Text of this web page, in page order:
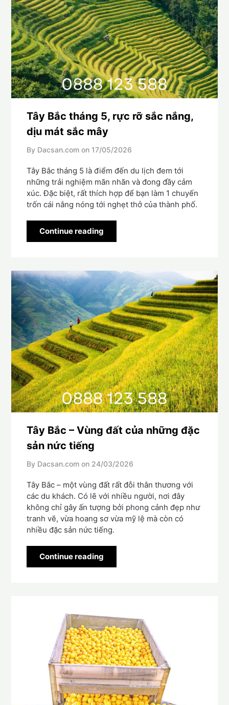
Tây Bắc tháng 5, rực rỡ sắc nắng,
dịu mát sắc mây
By Dacsan.com on 17/05/2026
Tây Bắc tháng 5 là điểm đến du lịch đem tới
những trải nghiệm mãn nhãn và đong đầy cảm
xúc. Đặc biệt, rất thích hợp để bạn làm 1 chuyến
trốn cái nắng nóng tới nghẹt thở của thành phố.
Continue reading
Tây Bắc – Vùng đất của những đặc
sản nức tiếng
By Dacsan.com on 24/03/2026
Tây Bắc – một vùng đất rất đỗi thân thương với
các du khách. Có lẽ với nhiều người, nơi đây
không chỉ gây ấn tượng bởi phong cảnh đẹp như
tranh vẽ, vừa hoang sơ vừa mỹ lệ mà còn có
nhiều đặc sản nức tiếng.
Continue reading